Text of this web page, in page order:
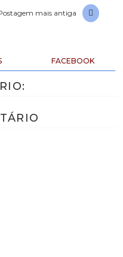
mais antiga
FACEBOOK